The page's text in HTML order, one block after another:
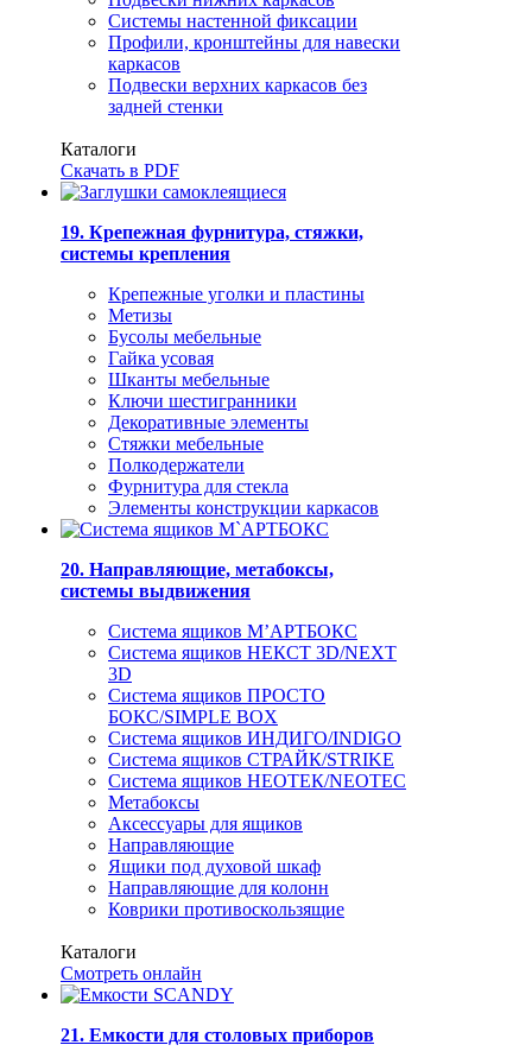
Системы настенной фиксации
Профили, кронштейны для навески
каркасов
Подвески верхних каркасов без
задней стенки
Каталоги
Скачать в PDF
19. Крепежная фурнитура, стяжки,
системы крепления
Крепежные уголки и пластины
Метизы
Бусолы мебельные
Гайка усовая
Шканты мебельные
Ключи шестигранники
Декоративные элементы
Стяжки мебельные
Полкодержатели
Фурнитура для стекла
Элементы конструкции каркасов
20. Направляющие, метабоксы,
системы выдвижения
Система ящиков М’АРТБОКС
Система ящиков НЕКСТ 3D/NEXT
3D
Система ящиков ПРОСТО
БОКС/SIMPLE BOX
Система ящиков ИНДИГО/INDIGO
Система ящиков СТРАЙК/STRIKE
Система ящиков НЕОТЕК/NEOTEC
Метабоксы
Аксессуары для ящиков
Направляющие
Ящики под духовой шкаф
Направляющие для колонн
Коврики противоскользящие
Каталоги
Смотреть онлайн
21. Емкости для столовых приборов